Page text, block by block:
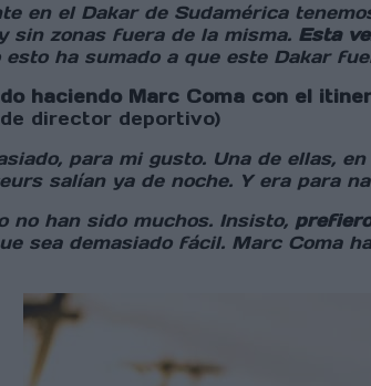
en el Dakar de Sudamérica
sin zonas fuera de la misma. Esta
ha sumado a que este Dakar
haciendo Marc Coma con el
director deportivo)
para mi gusto. Una de ellas,
salían ya de noche. Y era para
no han sido muchos. Insisto,
sea demasiado fácil. Marc Coma